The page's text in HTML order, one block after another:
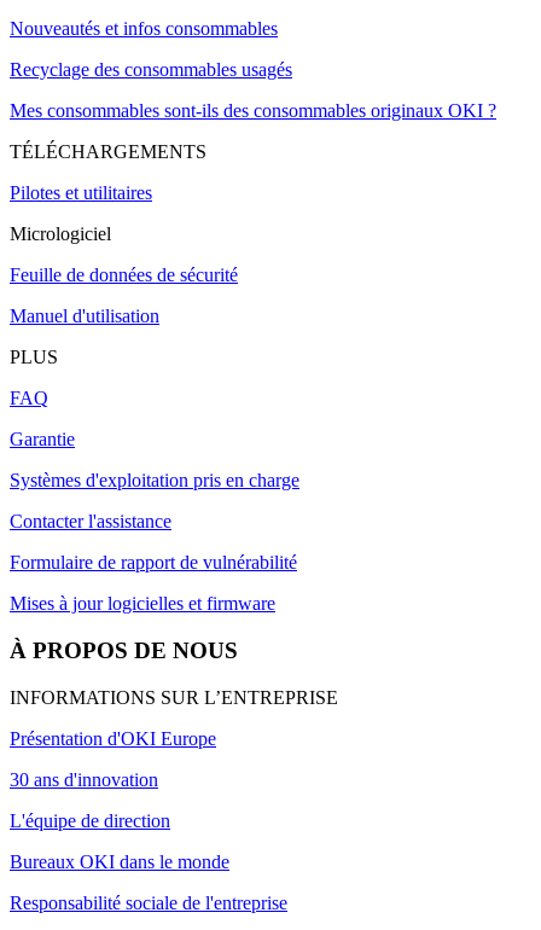
Nouveautés et infos consommables
Recyclage des consommables usagés
Mes consommables sont-ils des consommables originaux OKI ?
TÉLÉCHARGEMENTS
Pilotes et utilitaires
Micrologiciel
Feuille de données de sécurité
Manuel d'utilisation
PLUS
FAQ
Garantie
Systèmes d'exploitation pris en charge
Contacter l'assistance
Formulaire de rapport de vulnérabilité
Mises à jour logicielles et firmware
À PROPOS DE NOUS
INFORMATIONS SUR L’ENTREPRISE
Présentation d'OKI Europe
30 ans d'innovation
L'équipe de direction
Bureaux OKI dans le monde
Responsabilité sociale de l'entreprise